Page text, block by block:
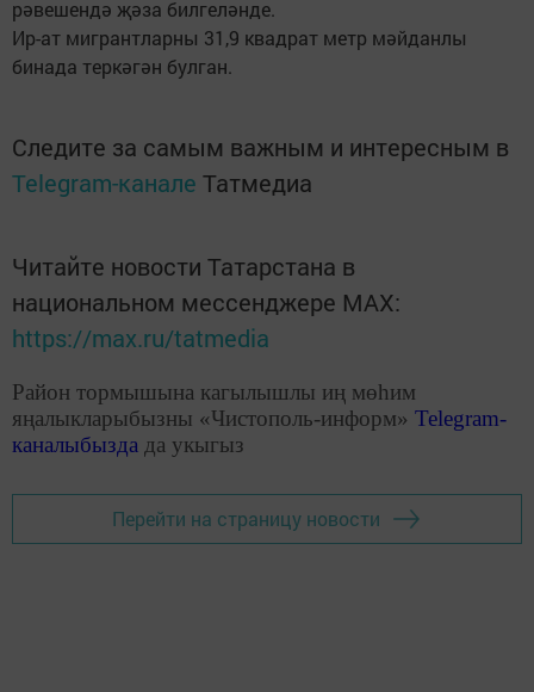
рәвешендә җәза билгеләнде.
Ир-ат мигрантларны 31,9 квадрат метр мәйданлы
бинада теркәгән булган.
Следите за самым важным и интересным в
Telegram-канале Татмедиа
Читайте новости Татарстана в
национальном мессенджере MАХ:
https://max.ru/tatmedia
Район тормышына кагылышлы иң мөһим
яңалыкларыбызны «Чистополь-информ» Telegram-
каналыбызда да укыгыз
Перейти на страницу новости